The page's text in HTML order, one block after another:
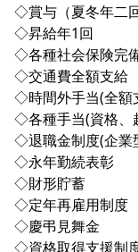
◇賞与（夏冬年二
◇昇給年1回
◇各種社会保険完
◇交通費全額支給
◇時間外手当(全額
◇各種手当(資格、
◇退職金制度(企業
◇永年勤続表彰
◇財形貯蓄
◇定年再雇用制度
◇慶弔見舞金
◇資格取得支援制